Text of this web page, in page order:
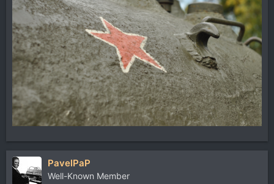
PavelPaP
Well-Known Member